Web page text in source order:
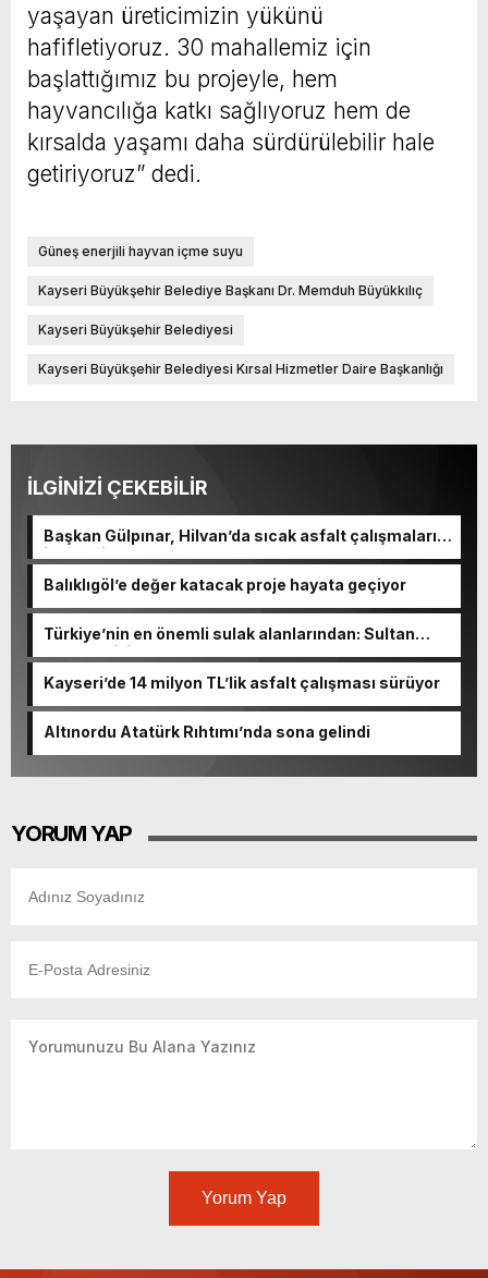
yaşayan üreticimizin yükünü
hafifletiyoruz. 30 mahallemiz için
başlattığımız bu projeyle, hem
hayvancılığa katkı sağlıyoruz hem de
kırsalda yaşamı daha sürdürülebilir hale
getiriyoruz” dedi.
Güneş enerjili hayvan içme suyu
Kayseri Büyükşehir Belediye Başkanı Dr. Memduh Büyükkılıç
Kayseri Büyükşehir Belediyesi
Kayseri Büyükşehir Belediyesi Kırsal Hizmetler Daire Başkanlığı
İLGİNİZİ ÇEKEBİLİR
Başkan Gülpınar, Hilvan’da sıcak asfalt çalışmalarını
inceledi
Balıklıgöl’e değer katacak proje hayata geçiyor
Türkiye’nin en önemli sulak alanlarından: Sultan
Sazlığı Milli Parkı
Kayseri’de 14 milyon TL’lik asfalt çalışması sürüyor
Altınordu Atatürk Rıhtımı’nda sona gelindi
YORUM YAP
Yorum Yap